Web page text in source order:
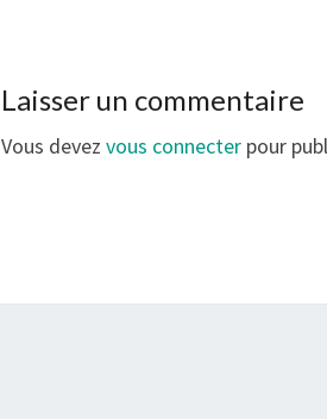
Laisser un commentaire
Vous devez vous connecter pour